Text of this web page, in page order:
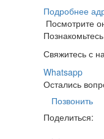
Подробнее
Посмотрите
Свяжитесь с
Whatsapp
Остались
Позвонить
Поделиться: